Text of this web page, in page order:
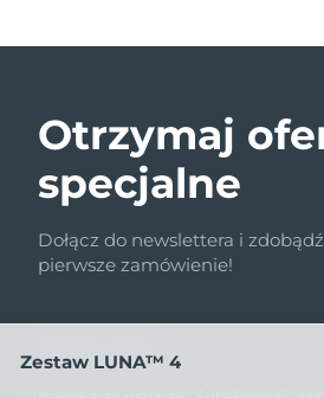
Otrzymaj
specjalne
Dołącz do newslettera i
pierwsze zamówienie!
Zestaw LUNA™ 4